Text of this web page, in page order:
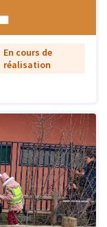
En cours de
réalisation